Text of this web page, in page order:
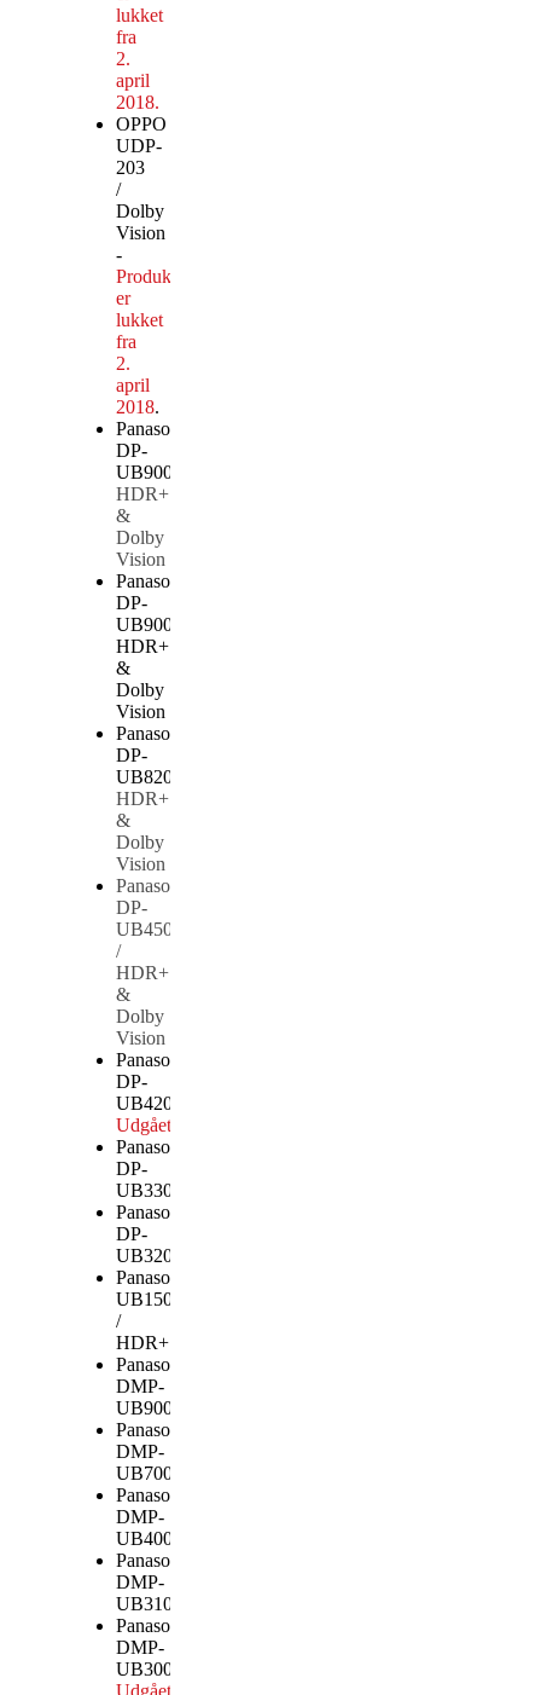
lukket
fra
2.
april
2018.
OPPO
UDP-
203
/
Dolby
Vision
-
Produktionen
er
lukket
fra
2.
april
2018.
Panasonic
DP-
UB9000EG1 /
HDR+
&
Dolby
Vision
Panasonic
DP-
UB9000 /
HDR+
&
Dolby
Vision
Panasonic
DP-
UB820
HDR+
&
Dolby
Vision
Panasonic
DP-
UB450
/
HDR+
&
Dolby
Vision
Panasonic
DP-
UB420
Udgået
Panasonic
DP-
UB330
Panasonic
DP-
UB320
Panasonic DP-
UB150
/
HDR+
Panasonic
DMP-
UB900
Panasonic
DMP-
UB700
Panasonic
DMP-
UB400
Panasonic
DMP-
UB310
Panasonic
DMP-
UB300
Udgået